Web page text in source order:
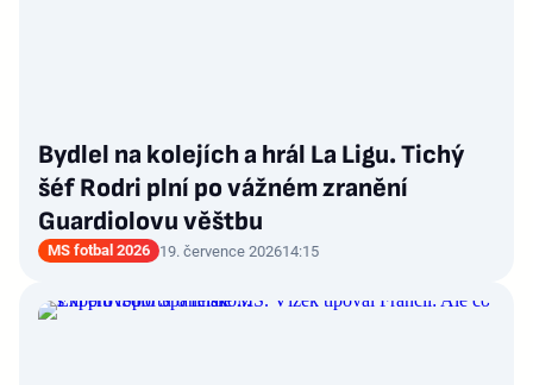
Bydlel na kolejích a hrál La Ligu. Tichý
šéf Rodri plní po vážném zranění
Guardiolovu věštbu
MS fotbal 2026 19. července 202614:15